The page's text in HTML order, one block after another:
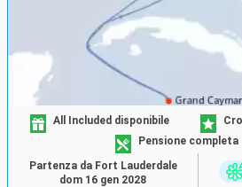
All Included disponibile
Pensione completa
Partenza da Fort Lauderdale
dom 16 gen 2028